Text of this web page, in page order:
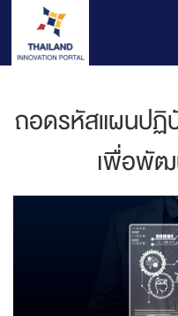
ถอดรหัสแผนปฏิ
เพื่อพั